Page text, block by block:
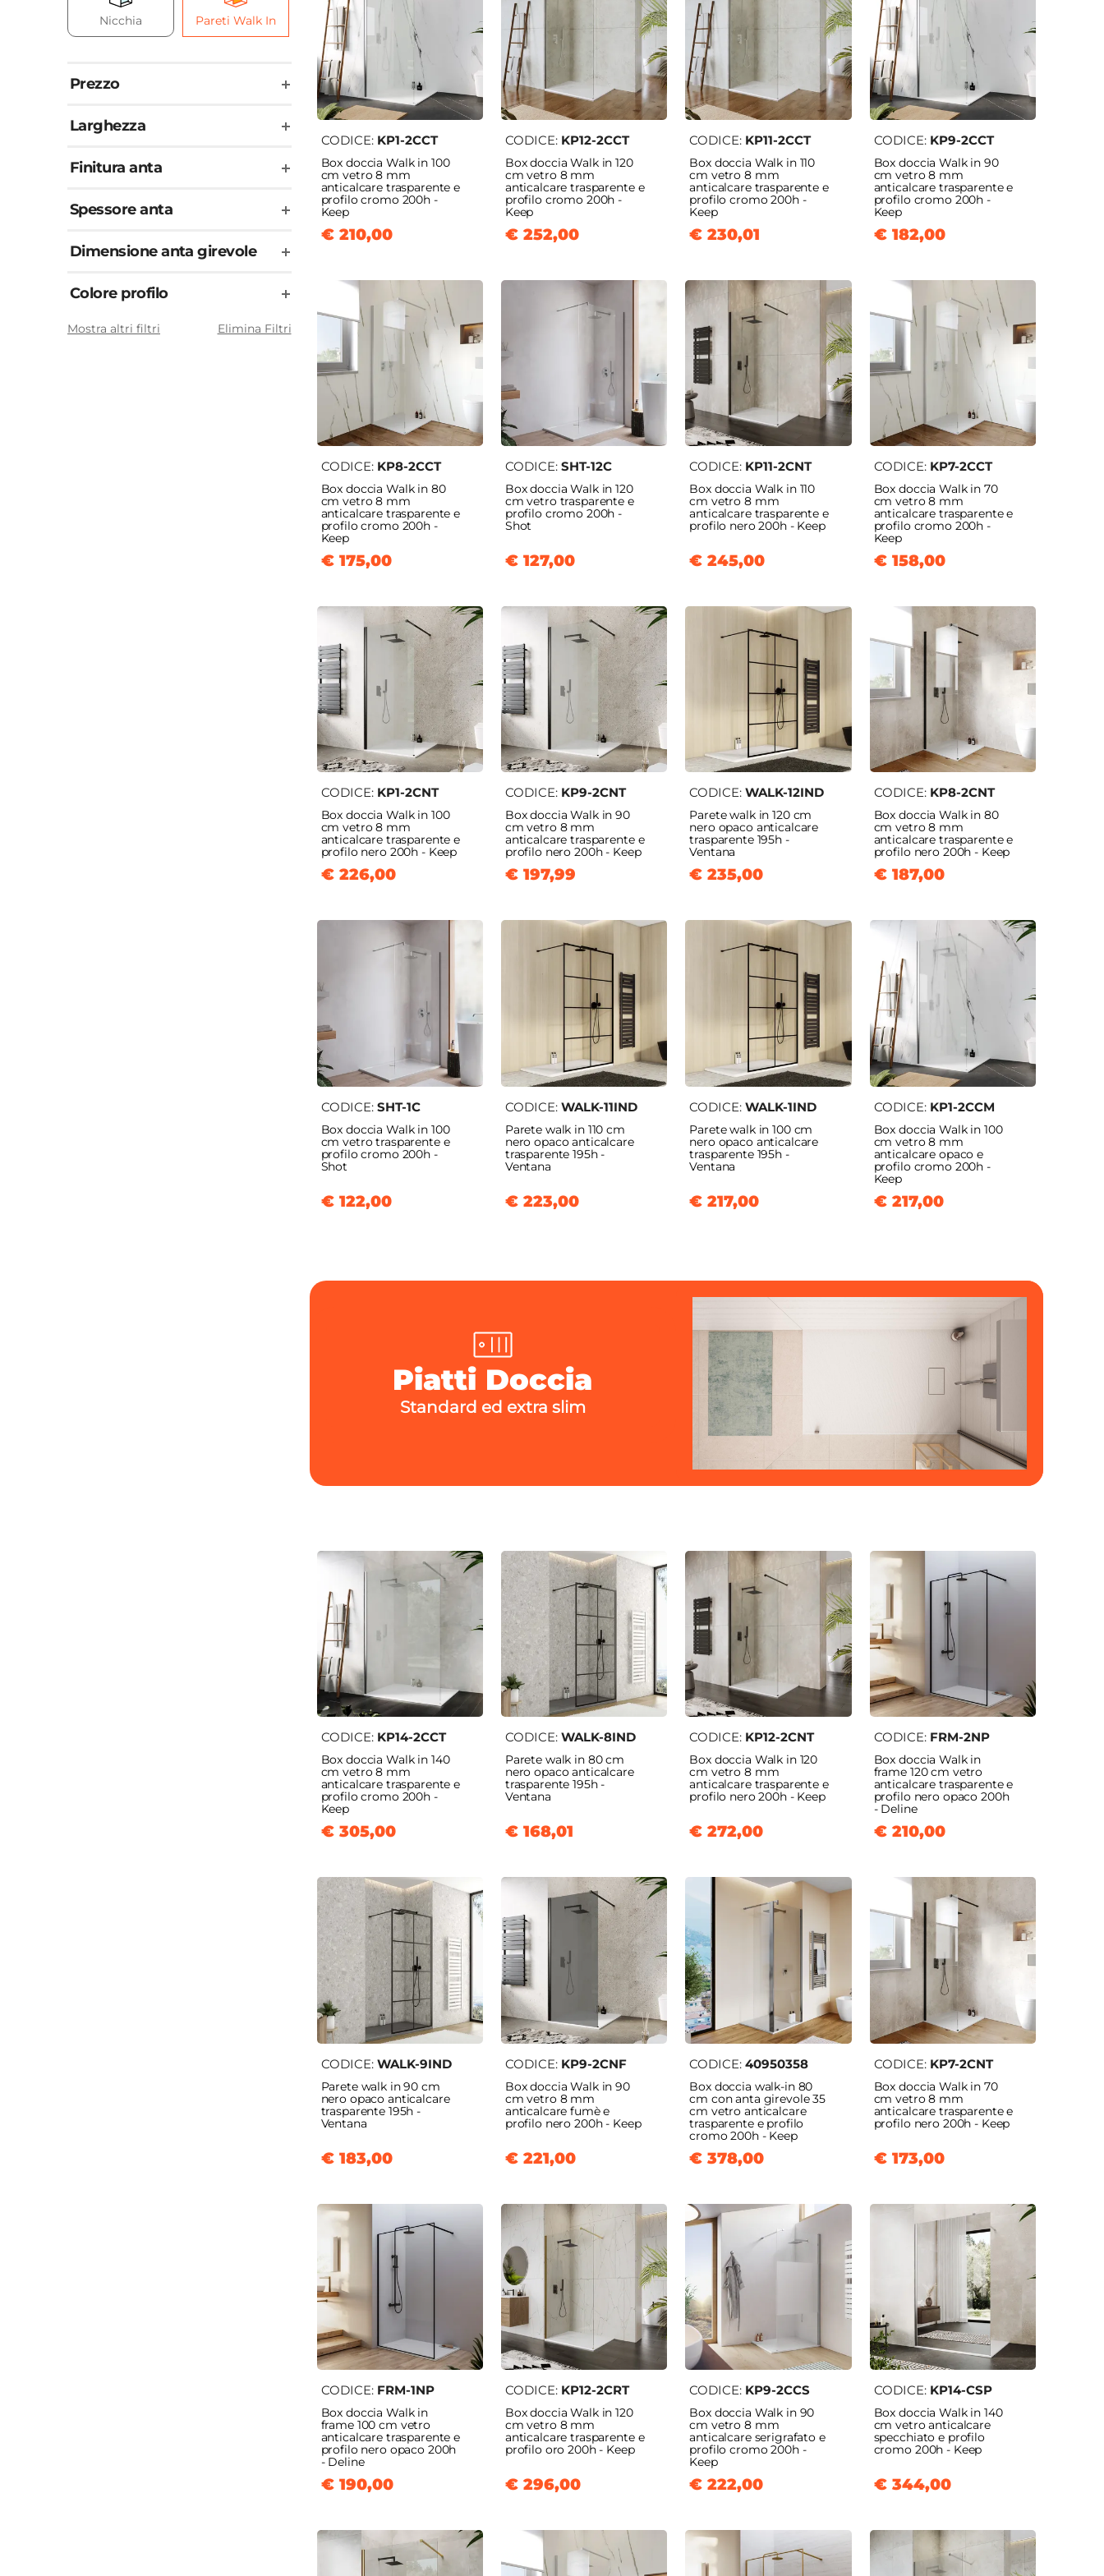
Nicchia Pareti Walk In Angolare Semicircolare Sopravasca
Prezzo
Larghezza
Finitura anta
Spessore anta
Dimensione anta girevole
Colore profilo
Mostra altri filtri Elimina Filtri
CODICE: KP1-2CCT
Box doccia Walk in 100
cm vetro 8 mm
anticalcare trasparente e
profilo cromo 200h -
Keep
€ 210,00
CODICE: KP12-2CCT
Box doccia Walk in 120
cm vetro 8 mm
anticalcare trasparente e
profilo cromo 200h -
Keep
€ 252,00
CODICE: KP11-2CCT
Box doccia Walk in 110
cm vetro 8 mm
anticalcare trasparente e
profilo cromo 200h -
Keep
€ 230,01
CODICE: KP9-2CCT
Box doccia Walk in 90
cm vetro 8 mm
anticalcare trasparente e
profilo cromo 200h -
Keep
€ 182,00
CODICE: KP8-2CCT
Box doccia Walk in 80
cm vetro 8 mm
anticalcare trasparente e
profilo cromo 200h -
Keep
€ 175,00
CODICE: SHT-12C
Box doccia Walk in 120
cm vetro trasparente e
profilo cromo 200h -
Shot
€ 127,00
CODICE: KP11-2CNT
Box doccia Walk in 110
cm vetro 8 mm
anticalcare trasparente e
profilo nero 200h - Keep
€ 245,00
CODICE: KP7-2CCT
Box doccia Walk in 70
cm vetro 8 mm
anticalcare trasparente e
profilo cromo 200h -
Keep
€ 158,00
CODICE: KP1-2CNT
Box doccia Walk in 100
cm vetro 8 mm
anticalcare trasparente e
profilo nero 200h - Keep
€ 226,00
CODICE: KP9-2CNT
Box doccia Walk in 90
cm vetro 8 mm
anticalcare trasparente e
profilo nero 200h - Keep
€ 197,99
CODICE:WALK-12IND
Parete walk in 120 cm
nero opaco anticalcare
trasparente 195h -
Ventana
€ 235,00
CODICE: KP8-2CNT
Box doccia Walk in 80
cm vetro 8 mm
anticalcare trasparente e
profilo nero 200h - Keep
€ 187,00
CODICE: SHT-1C
Box doccia Walk in 100
cm vetro trasparente e
profilo cromo 200h -
Shot
€ 122,00
CODICE: WALK-11IND
Parete walk in 110 cm
nero opaco anticalcare
trasparente 195h -
Ventana
€ 223,00
CODICE:WALK-1IND
Parete walk in 100 cm
nero opaco anticalcare
trasparente 195h -
Ventana
€ 217,00
CODICE: KP1-2CCM
Box doccia Walk in 100
cm vetro 8 mm
anticalcare opaco e
profilo cromo 200h -
Keep
€ 217,00
Piatti Doccia
Standard ed extra slim
CODICE: KP14-2CCT
Box doccia Walk in 140
cm vetro 8 mm
anticalcare trasparente e
profilo cromo 200h -
Keep
€ 305,00
CODICE: WALK-8IND
Parete walk in 80 cm
nero opaco anticalcare
trasparente 195h -
Ventana
€ 168,01
CODICE: KP12-2CNT
Box doccia Walk in 120
cm vetro 8 mm
anticalcare trasparente e
profilo nero 200h - Keep
€ 272,00
CODICE: FRM-2NP
Box doccia Walk in
frame 120 cm vetro
anticalcare trasparente e
profilo nero opaco 200h
- Deline
€ 210,00
CODICE: WALK-9IND
Parete walk in 90 cm
nero opaco anticalcare
trasparente 195h -
Ventana
€ 183,00
CODICE: KP9-2CNF
Box doccia Walk in 90
cm vetro 8 mm
anticalcare fumè e
profilo nero 200h - Keep
€ 221,00
CODICE:40950358
Box doccia walk-in 80
cm con anta girevole 35
cm vetro anticalcare
trasparente e profilo
cromo 200h - Keep
€ 378,00
CODICE: KP7-2CNT
Box doccia Walk in 70
cm vetro 8 mm
anticalcare trasparente e
profilo nero 200h - Keep
€ 173,00
CODICE: FRM-1NP
Box doccia Walk in
frame 100 cm vetro
anticalcare trasparente e
profilo nero opaco 200h
- Deline
€ 190,00
CODICE: KP12-2CRT
Box doccia Walk in 120
cm vetro 8 mm
anticalcare trasparente e
profilo oro 200h - Keep
€ 296,00
CODICE: KP9-2CCS
Box doccia Walk in 90
cm vetro 8 mm
anticalcare serigrafato e
profilo cromo 200h -
Keep
€ 222,00
CODICE: KP14-CSP
Box doccia Walk in 140
cm vetro anticalcare
specchiato e profilo
cromo 200h - Keep
€ 344,00